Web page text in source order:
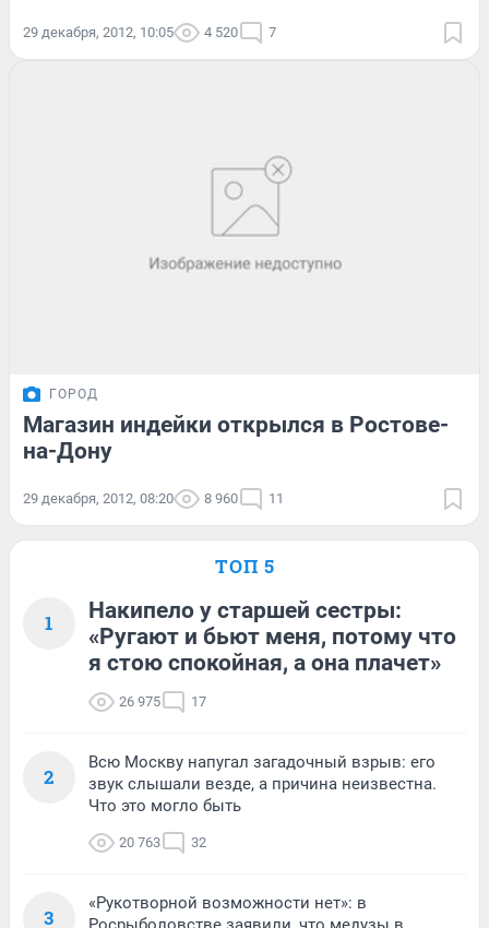
29 декабря, 2012, 10:05 4 520 7
ГОРОД
Магазин индейки открылся в Ростове-
на-Дону
29 декабря, 2012, 08:20 8 960 11
ТОП 5
1
Накипело у старшей сестры:
«Ругают и бьют меня, потому что
я стою спокойная, а она плачет»
26 975 17
2
Всю Москву напугал загадочный взрыв: его
звук слышали везде, а причина неизвестна.
Что это могло быть
20 763 32
3
«Рукотворной возможности нет»: в